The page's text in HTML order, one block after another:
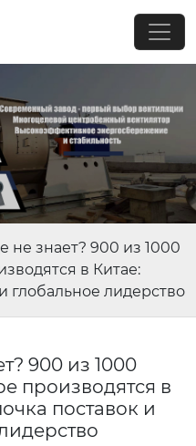
не знает? 900 из 1000
в Китае:
глобальное лидерство
900 из 1000
производятся в
поставок и